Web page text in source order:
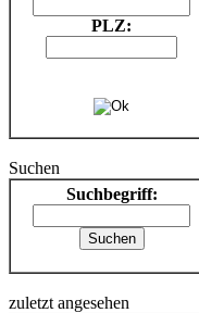
PLZ:
Suchen
Suchbegriff:
zuletzt angesehen